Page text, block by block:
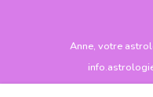
Anne, votre